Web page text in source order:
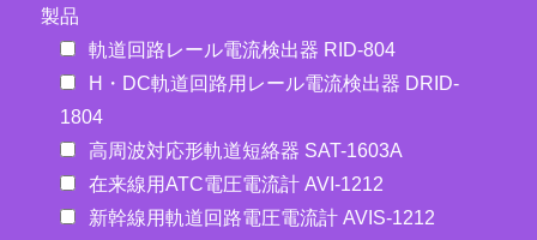
製品
軌道回路レール電流検出器 RID-804
H・DC軌道回路用レール電流検出器 DRID-
1804
高周波対応形軌道短絡器 SAT-1603A
在来線用ATC電圧電流計 AVI-1212
新幹線用軌道回路電圧電流計 AVIS-1212